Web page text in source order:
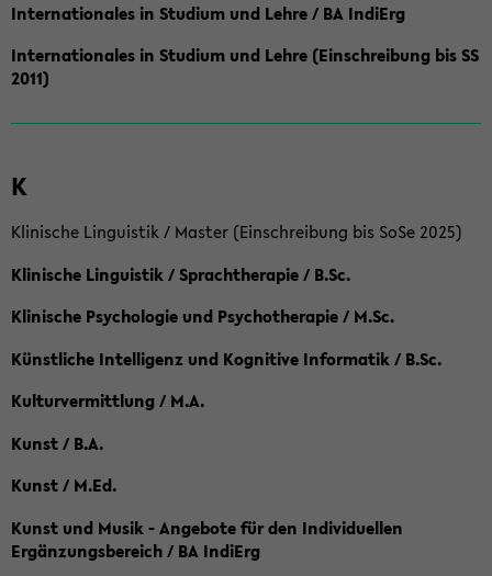
Internationales in Studium und Lehre / BA IndiErg
Internationales in Studium und Lehre (Einschreibung bis SS
2011)
K
Klinische Linguistik / Master (Einschreibung bis SoSe 2025)
Klinische Linguistik / Sprachtherapie / B.Sc.
Klinische Psychologie und Psychotherapie / M.Sc.
Künstliche Intelligenz und Kognitive Informatik / B.Sc.
Kulturvermittlung / M.A.
Kunst / B.A.
Kunst / M.Ed.
Kunst und Musik - Angebote für den Individuellen
Ergänzungsbereich / BA IndiErg